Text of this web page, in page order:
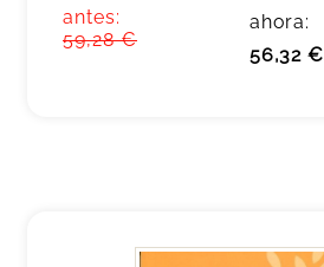
antes:
59,28 €
ahora:
56,32 €